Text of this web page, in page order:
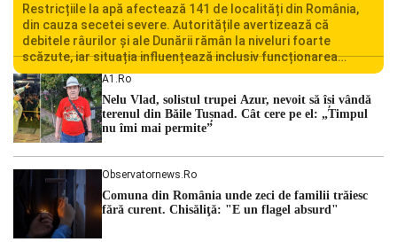
Restricțiile la apă afectează 141 de localități din România,
din cauza secetei severe. Autoritățile avertizează că
debitele râurilor și ale Dunării rămân la niveluri foarte
scăzute, iar situația influențează inclusiv funcționarea
Centralei Nucleare de la Cernavodă. România se confruntă
cu una dintre cele mai dificile perioade din punct de vedere
hidrologic din ultimii ani. Lipsa […]
A1.ro
Nelu Vlad, solistul trupei Azur, nevoit să își vândă
terenul din Băile Tușnad. Cât cere pe el: „Timpul
nu îmi mai permite”
Observatornews.ro
Comuna din România unde zeci de familii trăiesc
fără curent. Chisăliţă: "E un flagel absurd"